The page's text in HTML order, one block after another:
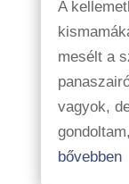
A
mesélt a
vagyok,
bővebben